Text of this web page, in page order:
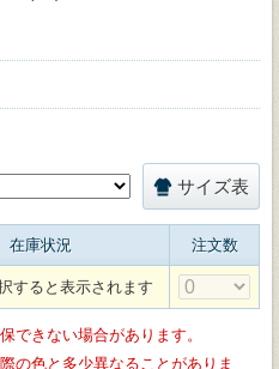
サイズ表
在庫状況 注文数
すると表示されます
できない場合があります。
の色と多少異なることがありま